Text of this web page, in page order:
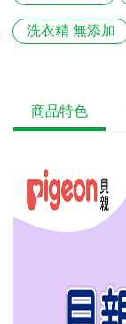
洗衣精 無添加
商品特色